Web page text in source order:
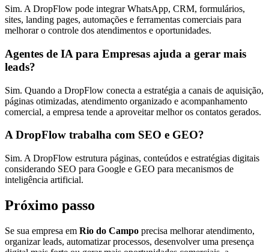
Sim. A DropFlow pode integrar WhatsApp, CRM, formulários,
sites, landing pages, automações e ferramentas comerciais para
melhorar o controle dos atendimentos e oportunidades.
Agentes de IA para Empresas ajuda a gerar mais
leads?
Sim. Quando a DropFlow conecta a estratégia a canais de aquisição,
páginas otimizadas, atendimento organizado e acompanhamento
comercial, a empresa tende a aproveitar melhor os contatos gerados.
A DropFlow trabalha com SEO e GEO?
Sim. A DropFlow estrutura páginas, conteúdos e estratégias digitais
considerando SEO para Google e GEO para mecanismos de
inteligência artificial.
Próximo passo
Se sua empresa em Rio do Campo precisa melhorar atendimento,
organizar leads, automatizar processos, desenvolver uma presença